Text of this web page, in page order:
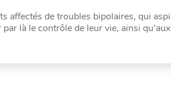
affectés de troubles bipolaires, qui
là le contrôle de leur vie, ainsi